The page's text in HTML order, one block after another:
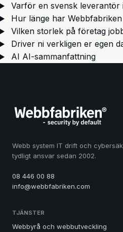
Varför en svensk leverantör
Hur länge har
Vilken storlek på företag
Driver ni verkligen er egen
AI AI-sammanfattning
Webb system IT drift och
tydligt ansvar sedan 2002.
08 446 00 88
info@webbfabriken.com
TJÄNSTER
Webbyrå och webbutveckling